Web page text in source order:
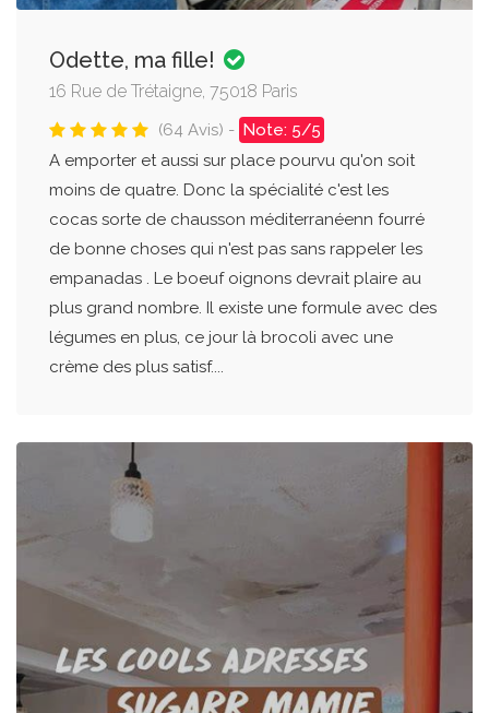
Odette, ma fille!
16 Rue de Trétaigne, 75018 Paris
(64 Avis) - Note: 5/5
A emporter et aussi sur place pourvu qu'on soit
moins de quatre. Donc la spécialité c'est les
cocas sorte de chausson méditerranéenn fourré
de bonne choses qui n'est pas sans rappeler les
empanadas . Le boeuf oignons devrait plaire au
plus grand nombre. Il existe une formule avec des
légumes en plus, ce jour là brocoli avec une
crème des plus satisf....